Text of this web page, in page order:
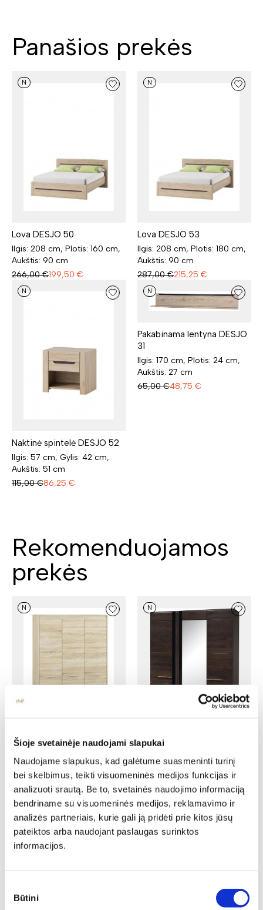
Šioje svetainėje naudojami slapukai
Naudojame slapukus, kad galėtume suasmeninti turinį
bei skelbimus, teikti visuomeninės medijos funkcijas ir
analizuoti srautą. Be to, svetainės naudojimo informaciją
bendriname su visuomeninės medijos, reklamavimo ir
analizės partneriais, kurie gali ją pridėti prie kitos jūsų
pateiktos arba naudojant paslaugas surinktos
informacijos.
pasirinkimas
Būtini
Panašios prekės
N
Lova DESJO 50
Ilgis: 208 cm, Plotis: 160 cm,
Aukštis: 90 cm
266,00 €199,50 €
N
Lova DESJO 53
Ilgis: 208 cm, Plotis: 180 cm,
Aukštis: 90 cm
287,00 €215,25 €
N
Naktinė spintelė DESJO 52
Ilgis: 57 cm, Gylis: 42 cm,
Aukštis: 51 cm
115,00 €86,25 €
N
Pakabinama lentyna DESJO
31
Ilgis: 170 cm, Plotis: 24 cm,
Aukštis: 27 cm
65,00 €48,75 €
Rekomenduojamos
prekės
N
Spinta AVO 01
Ilgis: 120 cm, Gylis: 50 cm,
Aukštis: 200 cm
343,00 €291,55 €
N
Spinta PORTI 73
Ilgis: 165 cm, Gylis: 60 cm,
Aukštis: 210 cm
2012,00 €1408,40 €
N N